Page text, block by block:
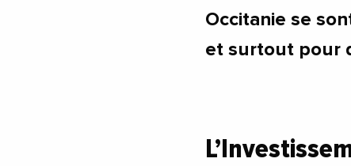
Occitanie se
et surtout pour